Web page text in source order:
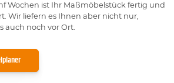
Wochen ist Ihr Maßmöbelstück fertig und
Wir liefern es Ihnen aber nicht nur,
auch noch vor Ort.